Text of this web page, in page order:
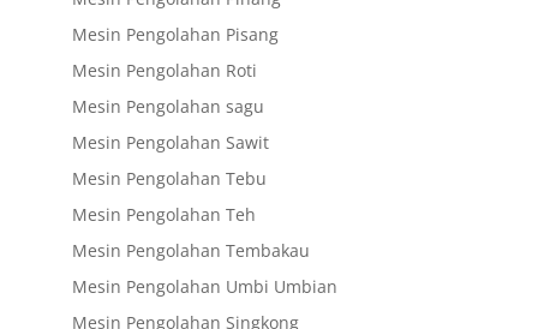
Mesin Pengolahan Pisang
Mesin Pengolahan Roti
Mesin Pengolahan sagu
Mesin Pengolahan Sawit
Mesin Pengolahan Tebu
Mesin Pengolahan Teh
Mesin Pengolahan Tembakau
Mesin Pengolahan Umbi Umbian
Mesin Pengolahan Singkong